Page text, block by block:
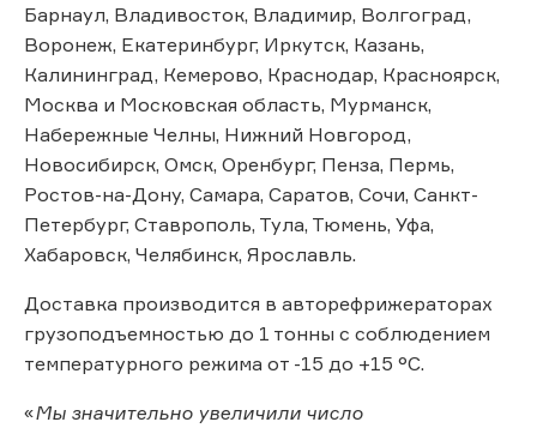
Барнаул, Владивосток, Владимир, Волгоград,
Воронеж, Екатеринбург, Иркутск, Казань,
Калининград, Кемерово, Краснодар, Красноярск,
Москва и Московская область, Мурманск,
Набережные Челны, Нижний Новгород,
Новосибирск, Омск, Оренбург, Пенза, Пермь,
Ростов-на-Дону, Самара, Саратов, Сочи, Санкт-
Петербург, Ставрополь, Тула, Тюмень, Уфа,
Хабаровск, Челябинск, Ярославль.
Доставка производится в авторефрижераторах
грузоподъемностью до 1 тонны с соблюдением
температурного режима от -15 до +15 °C.
«Мы значительно увеличили число